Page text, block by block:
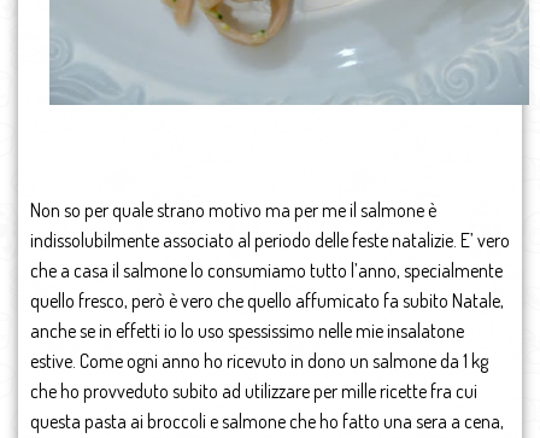
Non so per quale strano motivo ma per me il salmone è
indissolubilmente associato al periodo delle feste natalizie. E’ vero
che a casa il salmone lo consumiamo tutto l’anno, specialmente
quello fresco, però è vero che quello affumicato fa subito Natale,
anche se in effetti io lo uso spessissimo nelle mie insalatone
estive. Come ogni anno ho ricevuto in dono un salmone da 1 kg
che ho provveduto subito ad utilizzare per mille ricette fra cui
questa pasta ai broccoli e salmone che ho fatto una sera a cena,